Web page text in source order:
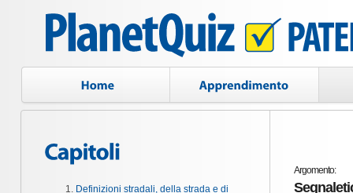
Definizioni stradali, della strada e di
Argomento: